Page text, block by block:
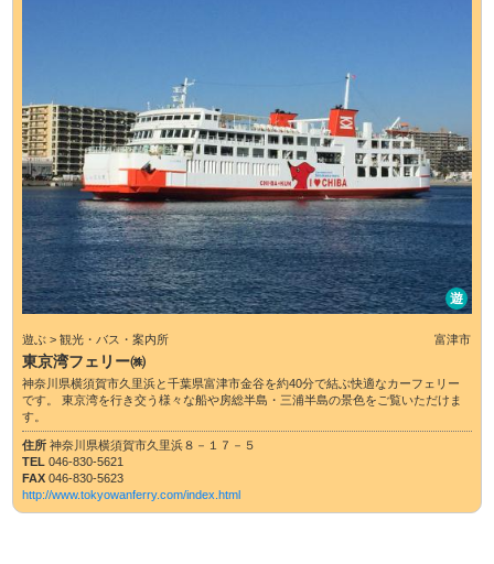
遊
遊ぶ > 観光・バス・案内所 富津市
東京湾フェリー㈱
神奈川県横須賀市久里浜と千葉県富津市金谷を約40分で結ぶ快適なカーフェリー
です。 東京湾を行き交う様々な船や房総半島・三浦半島の景色をご覧いただけま
す。
住所神奈川県横須賀市久里浜８－１７－５
TEL046-830-5621
FAX046-830-5623
http://www.tokyowanferry.com/index.html